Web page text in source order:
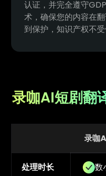
认证，并完全遵守
术，确保您的内容在
到保护，知识产权不
录咖AI短剧翻
录咖
处理时长 数